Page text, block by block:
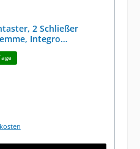
2 Schließer
Integro